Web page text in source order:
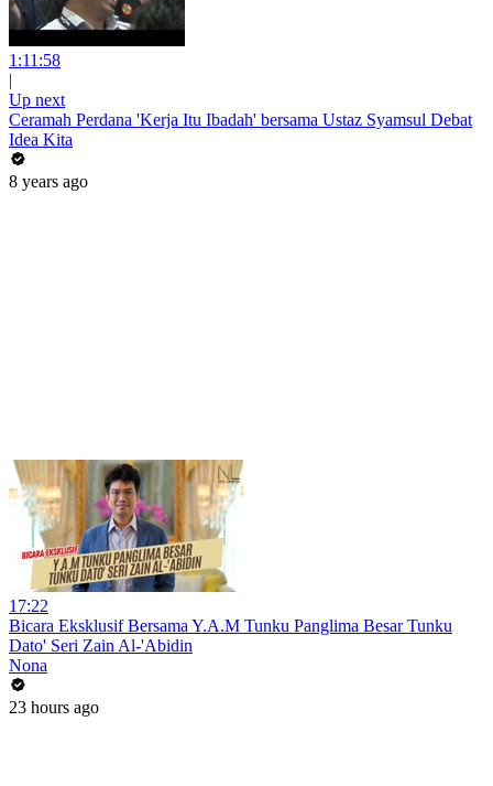
1:11:58
|
Up next
Ceramah Perdana 'Kerja Itu Ibadah' bersama Ustaz Syamsul Debat
Idea Kita
8 years ago
17:22
Bicara Eksklusif Bersama Y.A.M Tunku Panglima Besar Tunku
Dato' Seri Zain Al-'Abidin
Nona
23 hours ago